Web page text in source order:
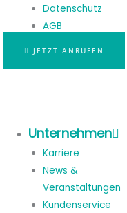
Datenschutz
AGB
JETZT ANRUFEN
Unternehmen
Karriere
News &
Veranstaltungen
Kundenservice